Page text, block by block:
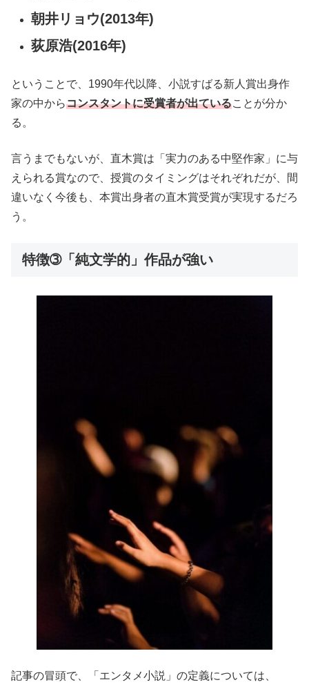
朝井リョウ(2013年)
荻原浩(2016年)
ということで、1990年代以降、小説すばる新人賞出身作
家の中からコンスタントに受賞者が出ていることが分か
る。
言うまでもないが、直木賞は「実力のある中堅作家」に与
えられる賞なので、授賞のタイミングはそれぞれだが、間
違いなく今後も、本賞出身者の直木賞受賞が実現するだろ
う。
特徴➂「純文学的」作品が強い
記事の冒頭で、「エンタメ小説」の定義については、